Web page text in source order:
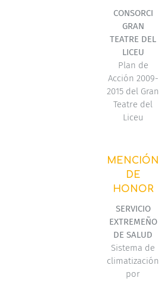
CONSORCI
GRAN
TEATRE DEL
LICEU
Plan de
Acción 2009-
2015 del Gran
Teatre del
Liceu
MENCIÓN
DE
HONOR
SERVICIO
EXTREMEÑO
DE SALUD
Sistema de
climatización
por